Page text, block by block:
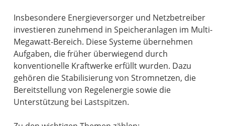
Insbesondere Energieversorger und Netzbetreiber
investieren zunehmend in Speicheranlagen im Multi-
Megawatt-Bereich. Diese Systeme übernehmen
Aufgaben, die früher überwiegend durch
konventionelle Kraftwerke erfüllt wurden. Dazu
gehören die Stabilisierung von Stromnetzen, die
Bereitstellung von Regelenergie sowie die
Unterstützung bei Lastspitzen.